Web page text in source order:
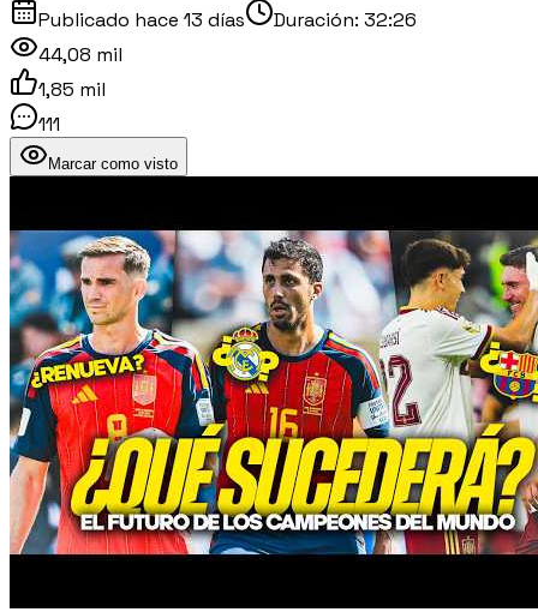
Publicado hace 13 días Duración: 32:26
44,08 mil
1,85 mil
111
Marcar como visto